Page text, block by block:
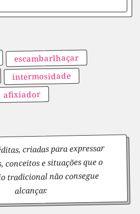
escambarlhaçar
intermosidade
afixiador
criadas para expressar
conceitos e situações que o
tradicional não consegue
alcançar.